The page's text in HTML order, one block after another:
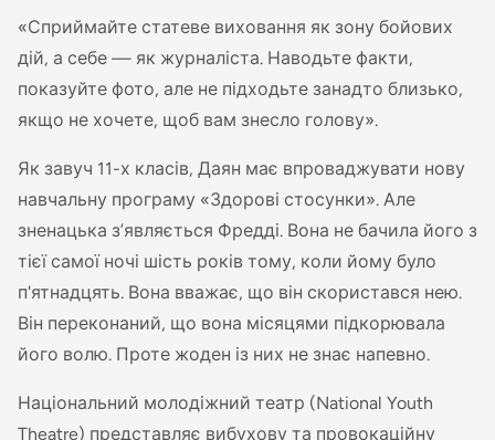
«Сприймайте статеве виховання як зону бойових
дій, а себе — як журналіста. Наводьте факти,
показуйте фото, але не підходьте занадто близько,
якщо не хочете, щоб вам знесло голову».
Як завуч 11-х класів, Даян має впроваджувати нову
навчальну програму «Здорові стосунки». Але
зненацька з’являється Фредді. Вона не бачила його з
тієї самої ночі шість років тому, коли йому було
п'ятнадцять. Вона вважає, що він скористався нею.
Він переконаний, що вона місяцями підкорювала
його волю. Проте жоден із них не знає напевно.
Національний молодіжний театр (National Youth
Theatre) представляє вибухову та провокаційну